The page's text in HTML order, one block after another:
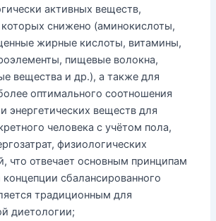
активных веществ,
которых снижено (аминокислоты,
жирные кислоты, витамины,
пищевые волокна,
вещества и др.), а также для
оптимального соотношения
энергетических веществ для
человека с учётом пола,
физиологических
что отвечает основным принципам
сбалансированного
традиционным для
диетологии;